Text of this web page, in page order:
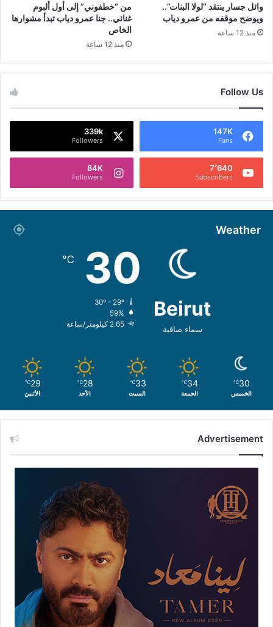
وائل جسار ينتقد “لولا البنات”..
ويوضح موقفه من عمرو دياب
منذ 12 ساعة
من “خطفوني” إلى أول ألبوم
غنائي.. جنا عمرو دياب تبدأ مشوارها
الخاص
منذ 12 ساعة
Follow Us
147K
Fans
339k
Followers
7٬640
Subscribers
84K
Followers
Weather
Beirut
سماء صافية
30
℃
59%
2.65 كيلومتر/ساعة
30
℃
الخميس
34
℃
الجمعة
33
℃
السبت
28
℃
الأحد
29
℃
الأثنين
Advertisement